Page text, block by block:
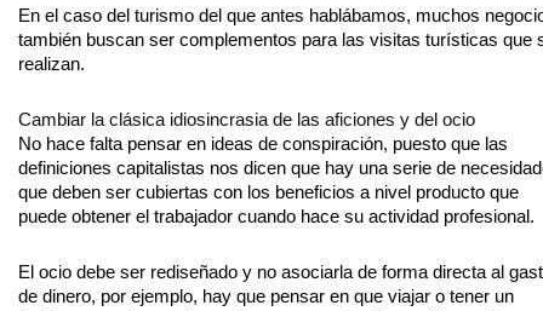
En el caso del turismo del que antes hablábamos, muchos
también buscan ser complementos para las visitas turísticas que
realizan.
Cambiar la clásica idiosincrasia de las aficiones y del ocio
No hace falta pensar en ideas de conspiración, puesto que las
definiciones capitalistas nos dicen que hay una serie de
que deben ser cubiertas con los beneficios a nivel producto que
puede obtener el trabajador cuando hace su actividad profesional.
El ocio debe ser rediseñado y no asociarla de forma directa al
de dinero, por ejemplo, hay que pensar en que viajar o tener un